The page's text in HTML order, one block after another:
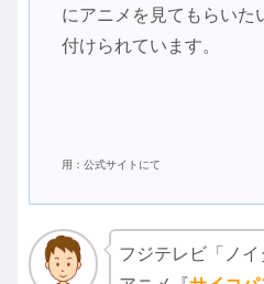
にアニメを見てもらいた
付けられています。
用：公式サイトにて
フジテレビ「ノ